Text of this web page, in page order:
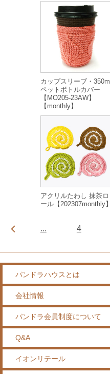
カップスリーブ・350ml
ペットボトルカバー
【MO205-23AW】
【monthly】
アクリルたわし 抹茶ロ
ール【202307monthly】
... 4
パンドラハウスとは
会社情報
パンドラ会員制度について
Q&A
イオンリテール